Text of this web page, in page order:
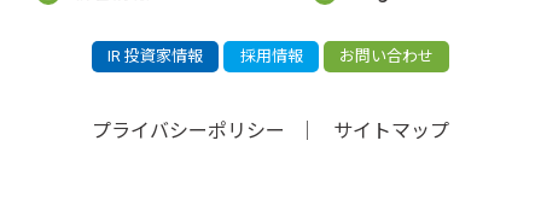
IR 投資家情報 採用情報 お問い合わせ
プライバシーポリシー サイトマップ